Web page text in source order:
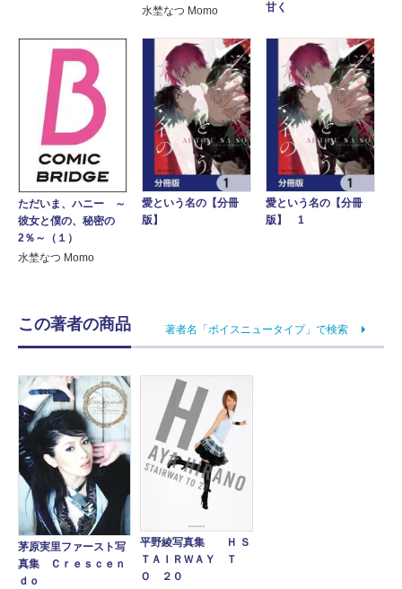
水埜なつ Momo
甘く
ただいま、ハニー ～
彼女と僕の、秘密の
2％～（１）
水埜なつ Momo
愛という名の【分冊
版】
愛という名の【分冊
版】 1
この著者の商品 著者名「ボイスニュータイプ」で検索
茅原実里ファースト写
真集 Ｃｒｅｓｃｅｎ
ｄｏ
平野綾写真集 Ｈ Ｓ
ＴＡＩＲＷＡＹ Ｔ
Ｏ ２０